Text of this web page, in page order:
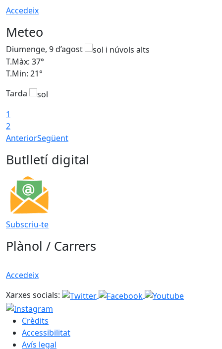
Accedeix
Meteo
Diumenge, 9 d’agost
T.Màx: 37°
T.Min: 21°
Tarda
1
2
AnteriorSegüent
Butlletí digital
Subscriu-te
Plànol / Carrers
Accedeix
Xarxes socials:
Crèdits
Accessibilitat
Avís legal